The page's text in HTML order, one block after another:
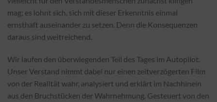
mag; es lohnt sich, sich mit dieser Erkenntnis einmal
ernsthaft auseinander zu setzen. Denn die Konsequenzen
daraus sind weitreichend.
Wir laufen den überwiegenden Teil des Tages im Autopilot.
Unser Verstand nimmt dabei nur einen zeitverzögerten Film
von der Realität wahr, analysiert und erklärt im Nachhinein
aus den Bruchstücken der Wahrnehmung. Gesteuert von den